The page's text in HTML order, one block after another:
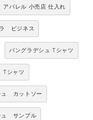
アパレル 小売店 仕入れ
ビジネス
バングラデシュ Tシャツ
シャツ
ュ カットソー
ュ サンプル